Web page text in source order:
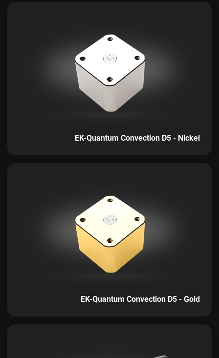
EK-Quantum Convection D5 - Nickel
EK-Quantum Convection D5 - Gold